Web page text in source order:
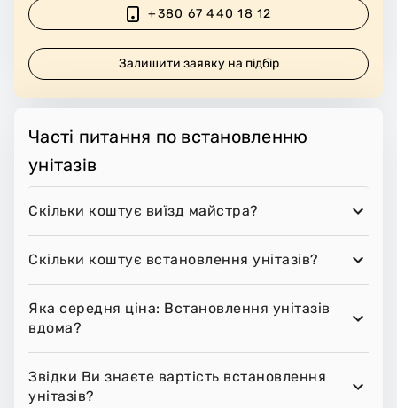
+380 67 440 18 12
Залишити заявку на підбір
Часті питання по встановленню
унітазів
Скільки коштує виїзд майстра?
Скільки коштує встановлення унітазів?
Яка середня ціна: Встановлення унітазів
вдома?
Звідки Ви знаєте вартість встановлення
унітазів?